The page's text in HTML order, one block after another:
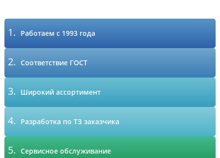
1. Работаем с 1993 года
2. Соответствие ГОСТ
3. Широкий ассортимент
4. Разработка по ТЗ заказчика
5. Сервисное обслуживание